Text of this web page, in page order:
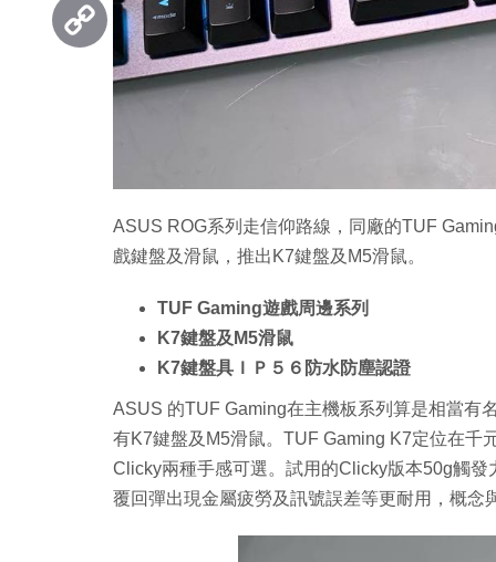
ASUS ROG系列走信仰路線，同廠的TUF
戲鍵盤及滑鼠，推出K7鍵盤及M5滑鼠。
TUF Gaming遊戲周邊系列
K7鍵盤及M5滑鼠
K7鍵盤具ＩＰ５６防水防塵認證
ASUS 的TUF Gaming在主機板系列算是相當有
有K7鍵盤及M5滑鼠。TUF Gaming K7定位在千
Clicky兩種手感可選。試用的Clicky版本50g觸
覆回彈出現金屬疲勞及訊號誤差等更耐用，概念
Copy